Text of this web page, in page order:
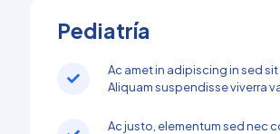
Pediatría
Ac amet in adipiscing in sed sit
Aliquam suspendisse viverra
Ac justo, elementum sed nec